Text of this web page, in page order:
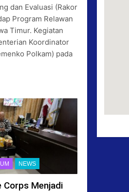
dan Evaluasi (Rakor
Program Relawan
Timur. Kegiatan
Koordinator
Polkam) pada
NEWS
Menjadi